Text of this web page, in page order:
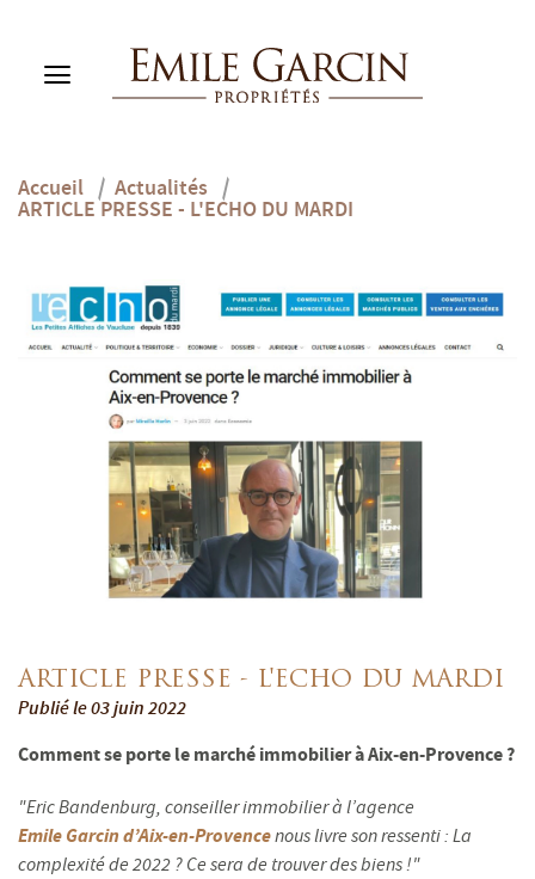
LOUER
NOTRE MAISON
Accueil / Actualités /
ARTICLE PRESSE - L'ECHO DU MARDI
ARTICLE PRESSE - L'ECHO DU MARDI
Publié le 03 juin 2022
Comment se porte le marché immobilier à Aix-en-Provence ?
"Eric Bandenburg, conseiller immobilier à l’agence
Emile Garcin d’Aix-en-Provencenous livre son ressenti : La
complexité de 2022 ? Ce sera de trouver des biens !"